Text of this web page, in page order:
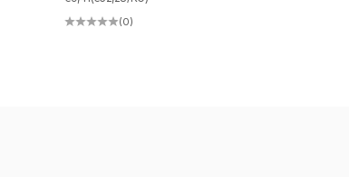
(0)